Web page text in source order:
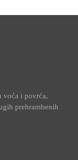
voća i povrća,
prehrambenih